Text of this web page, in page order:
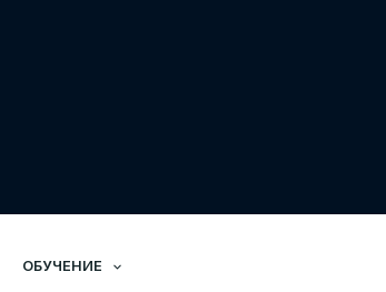
ОБУЧЕНИЕ